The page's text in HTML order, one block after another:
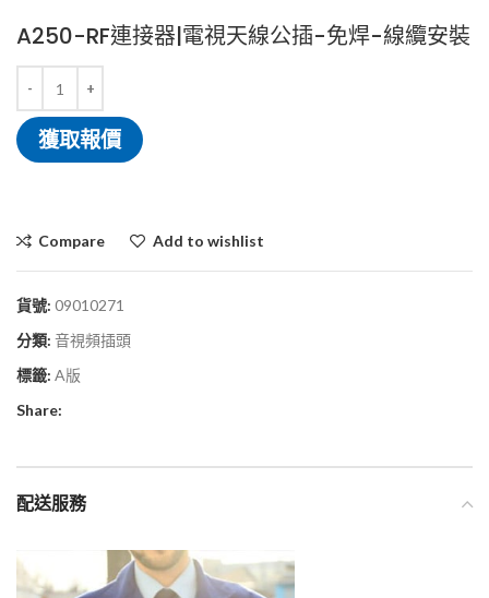
A250-RF連接器|電視天線公插-免焊-線纜安裝
獲取報價
Compare Add to wishlist
貨號: 09010271
分類: 音視頻插頭
標籤: A版
Share:
配送服務